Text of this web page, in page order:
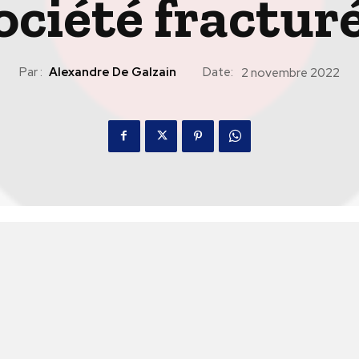
Par : Alexandre De Galzain Date: 2 novembre 2022